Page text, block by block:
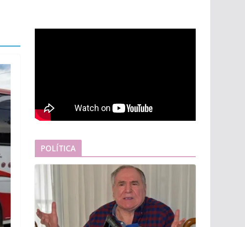
POLÍTICA